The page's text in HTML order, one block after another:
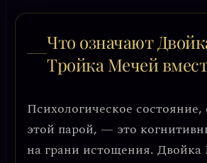
Что означают
Тройка Мечей
Психологическое состояние,
этой парой, — это
на грани истощения.